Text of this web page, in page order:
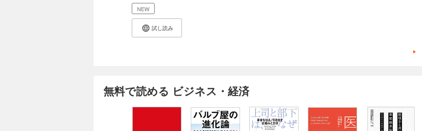
NEW
試し読み
無料で読める ビジネス・経済